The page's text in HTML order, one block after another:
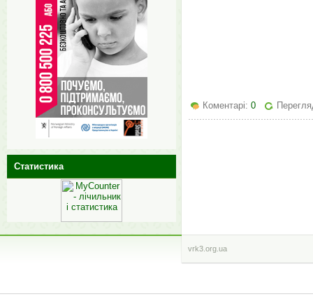
Коментарі: 0
Статистика
vrk3.org.ua